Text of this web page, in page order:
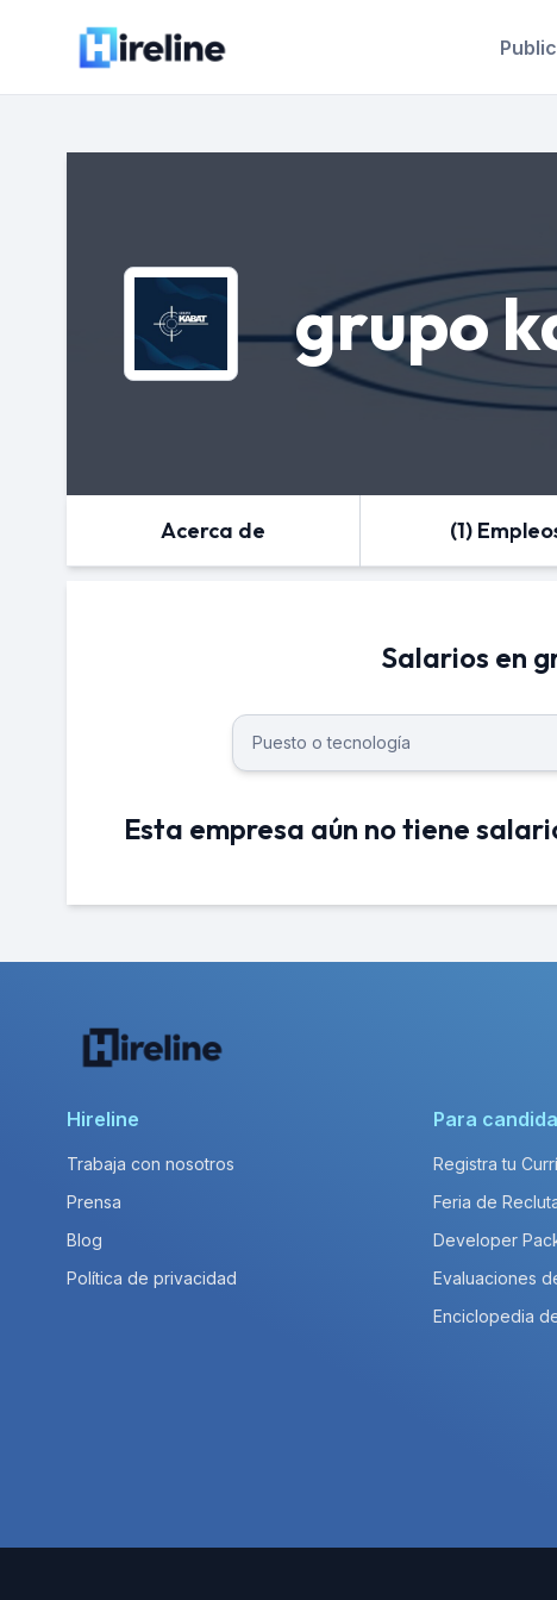
grupo
Acerca de (1)
Salarios en
Esta empresa aún no tiene
Hireline
Trabaja con nosotros
Prensa
Blog
Política de privacidad
Para
Registra tu
Feria de
Developer
Evaluaciones
Enciclopedia